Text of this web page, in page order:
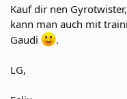
Kauf dir nen
kann man auch mit
Gaudi
.
LG,